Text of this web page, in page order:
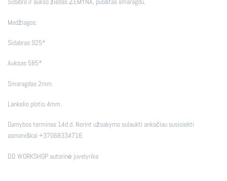
Medžiagos:
Sidabras 925*
Auksas 585*
Smaragdas 2mm.
Lankelio plotis 4mm.
Gamybos terminas 14d.d. Norint užsakymo sulaukti anksčiau susisiekti
asmeniškai +37068334716
DD WORKSHOP autorinė juvelyrika